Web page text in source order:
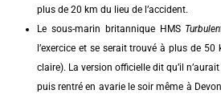
plus de 20 km du lieu de l’accident.
Le sous-marin britannique HMS
l’exercice et se serait trouvé à plus de
claire). La version officielle dit qu’il
puis rentré en avarie le soir même à